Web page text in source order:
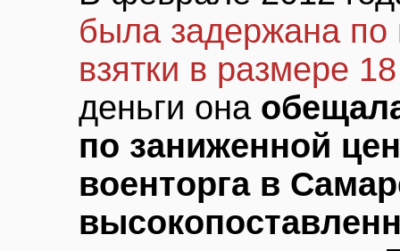
была задержана по
взятки в размере
деньги она
по заниженной
военторга в